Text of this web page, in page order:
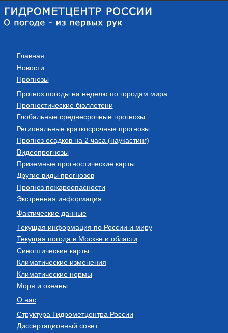
Главная
Новости
Прогнозы
Прогноз погоды на неделю по городам мира
Прогностические бюллетени
Глобальные среднесрочные прогнозы
Региональные краткосрочные прогнозы
Прогноз осадков на 2 часа (наукастинг)
Видеопрогнозы
Приземные прогностические карты
Другие виды прогнозов
Прогноз пожароопасности
Экстренная информация
Фактические данные
Текущая информация по России и миру
Текущая погода в Москве и области
Синоптические карты
Климатические изменения
Климатические нормы
Моря и океаны
О нас
Структура Гидрометцентра России
Диссертационный совет